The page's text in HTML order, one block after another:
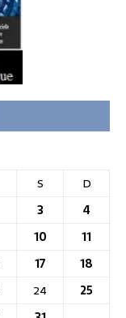
S
D
3
4
10
11
17
18
24
25